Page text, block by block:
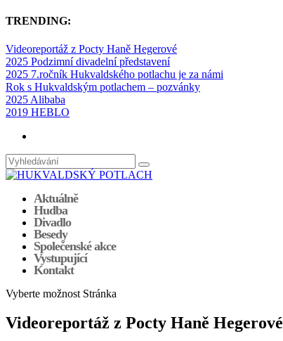
TRENDING:
Videoreportáž z Pocty Haně Hegerové
2025 Podzimní divadelní představení
2025 7.ročník Hukvaldského potlachu je za námi
Rok s Hukvaldským potlachem – pozvánky
2025 Alibaba
2019 HEBLO
Aktuálně
Hudba
Divadlo
Besedy
Společenské akce
Vystupující
Kontakt
Vyberte možnost Stránka
Videoreportáž z Pocty Haně Hegerové